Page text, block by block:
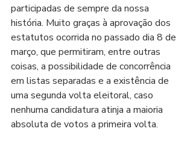
participadas de sempre da nossa
história. Muito graças à aprovação dos
estatutos ocorrida no passado dia 8 de
março, que permitiram, entre outras
coisas, a possibilidade de concorrência
em listas separadas e a existência de
uma segunda volta eleitoral, caso
nenhuma candidatura atinja a maioria
absoluta de votos a primeira volta.